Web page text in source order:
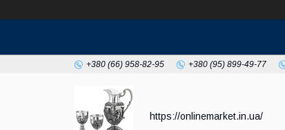
+380 (66) 958-82-95 +380 (95) 899-49-77
https://onlinemarket.in.ua/